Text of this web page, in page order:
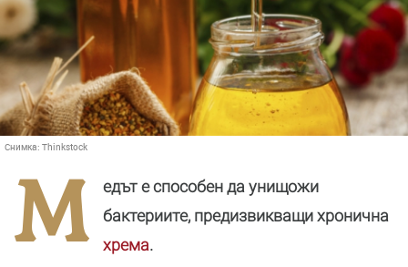
Снимка: Thinkstock
М
едът е способен да унищожи
бактериите, предизвикващи хронична
хрема.